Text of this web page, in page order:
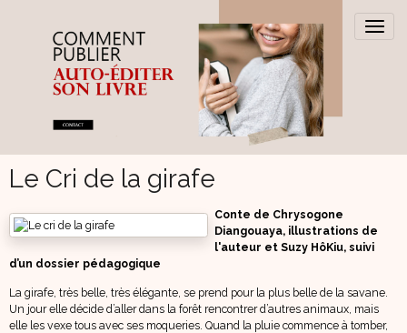
Le Cri de la girafe
Conte de Chrysogone
Diangouaya, illustrations de
l'auteur et Suzy HôKiu, suivi
d’un dossier pédagogique
La girafe, très belle, très élégante, se prend pour la plus belle de la savane.
Un jour elle décide d’aller dans la forêt rencontrer d’autres animaux, mais
elle les vexe tous avec ses moqueries. Quand la pluie commence à tomber,